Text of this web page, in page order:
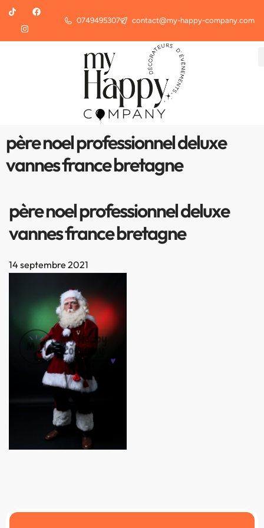
0749495307 contact@my-happy-company.com
père noel professionnel deluxe
vannes france bretagne
père noel professionnel deluxe
vannes france bretagne
14 septembre 2021